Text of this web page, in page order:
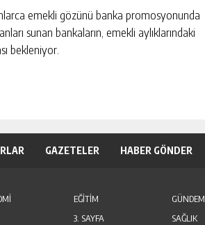
emekli gözünü banka promosyonunda
sunan bankaların, emekli aylıklarındaki
bekleniyor.
GAZETELER HABER GÖNDER
EĞİTİM GÜNDEM
3. SAYFA SAĞLIK